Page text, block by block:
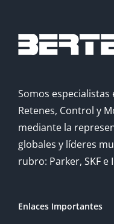
Somos especialistas
Retenes, Control y
mediante la
globales y líderes
rubro: Parker, SKF e
Enlaces Importantes